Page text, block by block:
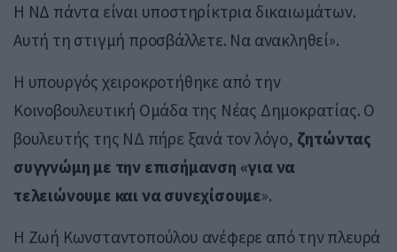
Η ΝΔ πάντα είναι υποστηρίκτρια δικαιωμάτων.
Αυτή τη στιγμή προσβάλλετε. Να ανακληθεί».
Η υπουργός χειροκροτήθηκε από την
Κοινοβουλευτική Ομάδα της Νέας Δημοκρατίας. Ο
βουλευτής της ΝΔ πήρε ξανά τον λόγο, ζητώντας
συγγνώμη με την επισήμανση «για να
τελειώνουμε και να συνεχίσουμε».
Η Ζωή Κωνσταντοπούλου ανέφερε από την πλευρά